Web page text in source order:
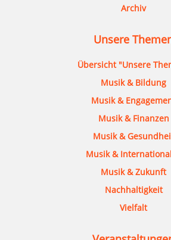
Archiv
Unsere
Übersicht "Unsere
Musik & Bildung
Musik &
Musik & Finanzen
Musik &
Musik &
Musik & Zukunft
Nachhaltigkeit
Vielfalt